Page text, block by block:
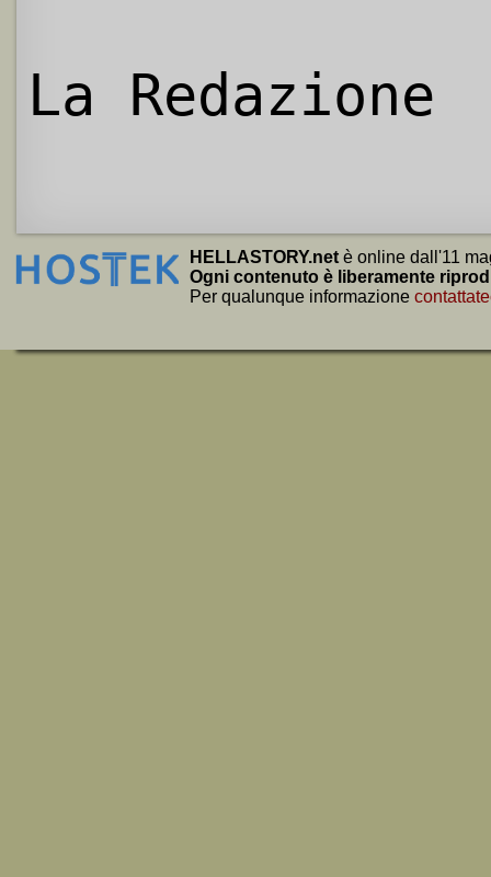
La Redazione
HELLASTORY.net è online dall'11
Ogni contenuto è liberamente
Per qualunque informazione